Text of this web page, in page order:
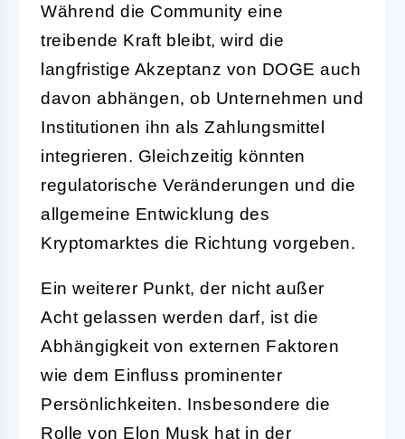
Während die Community eine
treibende Kraft bleibt, wird die
langfristige Akzeptanz von DOGE auch
davon abhängen, ob Unternehmen und
Institutionen ihn als Zahlungsmittel
integrieren. Gleichzeitig könnten
regulatorische Veränderungen und die
allgemeine Entwicklung des
Kryptomarktes die Richtung vorgeben.
Ein weiterer Punkt, der nicht außer
Acht gelassen werden darf, ist die
Abhängigkeit von externen Faktoren
wie dem Einfluss prominenter
Persönlichkeiten. Insbesondere die
Rolle von Elon Musk hat in der